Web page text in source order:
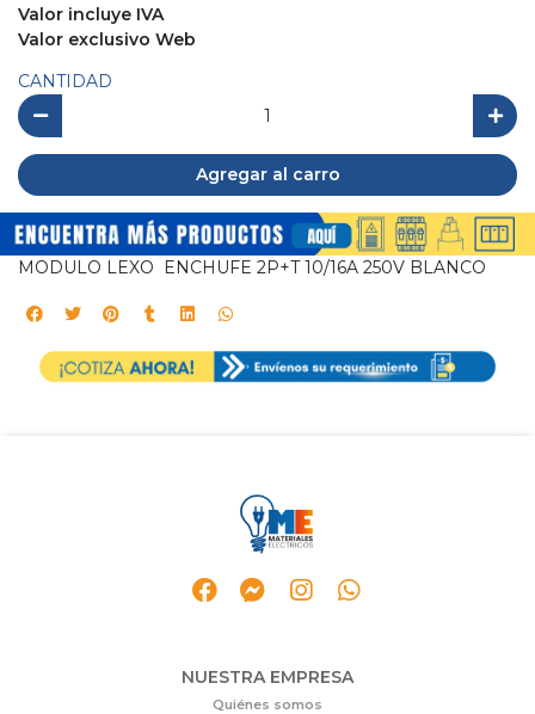
Valor incluye IVA
Valor exclusivo Web
CANTIDAD
Agregar al carro
MODULO LEXO ENCHUFE 2P+T 10/16A 250V BLANCO
NUESTRA EMPRESA
Quiénes somos